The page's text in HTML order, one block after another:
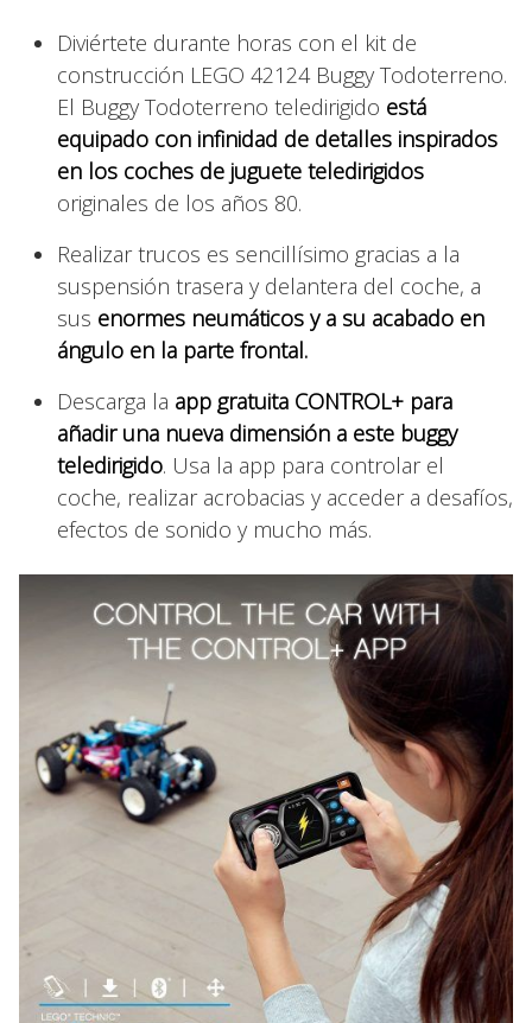
Diviértete durante horas con el kit de
construcción LEGO 42124 Buggy Todoterreno.
El Buggy Todoterreno teledirigido está
equipado con infinidad de detalles inspirados
en los coches de juguete teledirigidos
originales de los años 80.
Realizar trucos es sencillísimo gracias a la
suspensión trasera y delantera del coche, a
sus enormes neumáticos y a su acabado en
ángulo en la parte frontal.
Descarga la app gratuita CONTROL+ para
añadir una nueva dimensión a este buggy
teledirigido. Usa la app para controlar el
coche, realizar acrobacias y acceder a desafíos,
efectos de sonido y mucho más.